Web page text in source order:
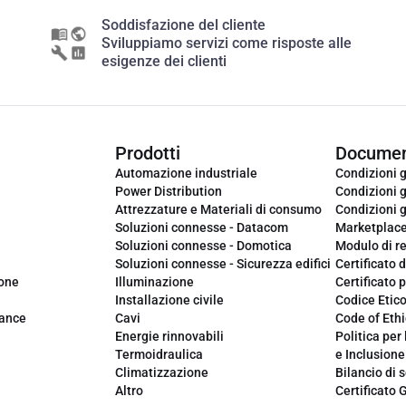
Soddisfazione del cliente
Sviluppiamo servizi come risposte alle
esigenze dei clienti
Prodotti
Automazione industriale
Power Distribution
Attrezzature e Materiali di consumo
Soluzioni connesse - Datacom
Soluzioni connesse - Domotica
Soluzioni connesse - Sicurezza edifici
Illuminazione
Installazione civile
Cavi
Energie rinnovabili
Termoidraulica
Climatizzazione
Altro
Condizioni
Condizioni
Condizioni
Modulo di
Certificato
Certificato
Codice Etico
Code of
Politica per
e Inclusione
Bilancio di
Certificato